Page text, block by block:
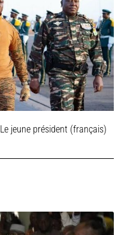
Le jeune président (français)